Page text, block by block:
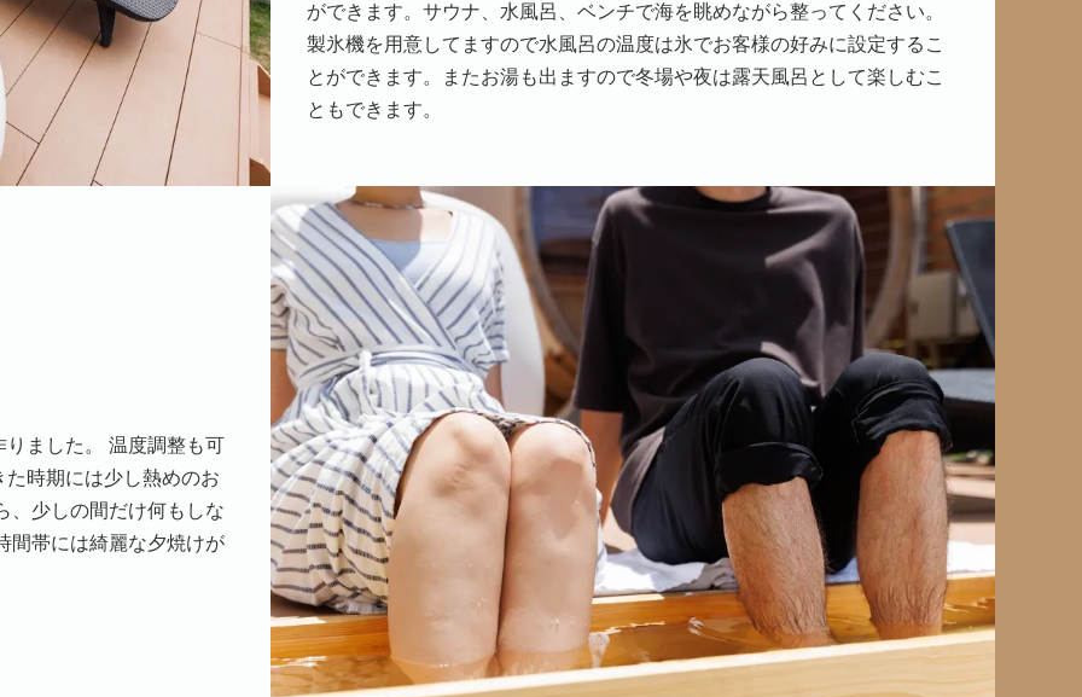
ができます。サウナ、水風呂、ベンチで海を眺めながら整ってください。
製氷機を用意してますので水風呂の温度は氷でお客様の好みに設定するこ
とができます。またお湯も出ますので冬場や夜は露天風呂として楽しむこ
ともできます。
ました。 温度調整も可
時期には少し熱めのお
、少しの間だけ何もしな
間帯には綺麗な夕焼けが